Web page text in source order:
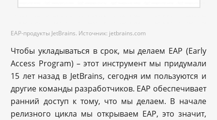
EAP-продукты JetBrains. Источник: jetbrains.com
Чтобы укладываться в срок, мы делаем EAP (Early
Access Program) – этот инструмент мы придумали
15 лет назад в JetBrains, сегодня им пользуются и
другие команды разработчиков. EAP обеспечивает
ранний доступ к тому, что мы делаем. В начале
релизного цикла мы открываем EAP, это значит,